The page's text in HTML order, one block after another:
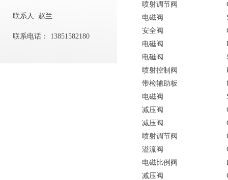
联系人: 赵兰
联系电话： 13851582180
喷射调节阀
电磁阀
安全阀
电磁阀
电磁阀
喷射控制阀
带检辅助板
电磁阀
减压阀
减压阀
喷射调节阀
溢流阀
电磁比例阀
减压阀